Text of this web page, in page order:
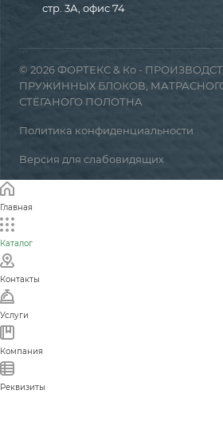
стр. 3А, офис 74
© 2026 ФОРТЕКС & Ко -
ПРУЖИННЫХ БЛОКОВ,
СТЁГАНОГО ПОЛОТНА
Политика конфиденциальности
Версия для слабовидящих
Главная
Каталог
Контакты
Услуги
Компания
Реквизиты